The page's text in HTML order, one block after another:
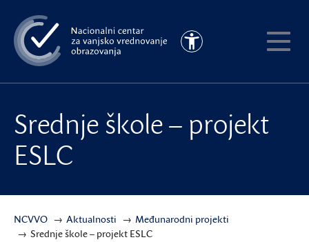
na
glavni
sadržaj
Pristupačnost
Srednje škole – projekt
ESLC
NCVVO Aktualnosti
Međunarodni projekti
Srednje škole – projekt ESLC